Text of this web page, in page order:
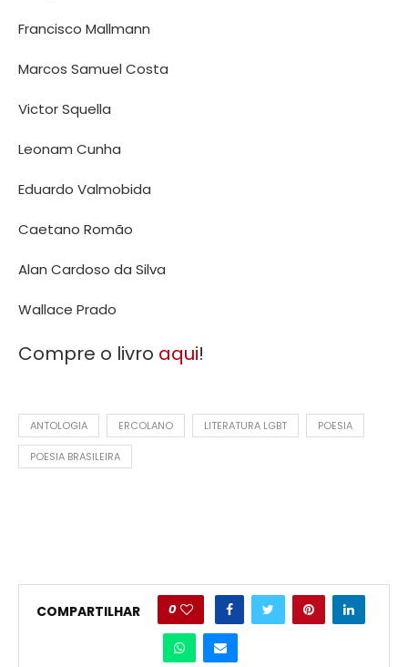
Francisco Mallmann
Marcos Samuel Costa
Victor Squella
Leonam Cunha
Eduardo Valmobida
Caetano Romão
Alan Cardoso da Silva
Wallace Prado
Compre o livro aqui!
ANTOLOGIA ERCOLANO LITERATURA LGBT POESIA
POESIA BRASILEIRA
COMPARTILHAR 0